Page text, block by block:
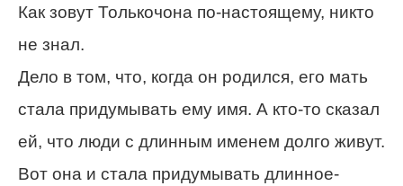
Как зовут Толькочона по-настоящему, никто
не знал.
Дело в том, что, когда он родился, его мать
стала придумывать ему имя. А кто-то сказал
ей, что люди с длинным именем долго живут.
Вот она и стала придумывать длинное-